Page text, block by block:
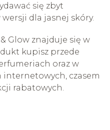
się zbyt
wersji dla jasnej skóry.
Glow znajduje się w
kupisz przede
oraz w
czasem
rabatowych.